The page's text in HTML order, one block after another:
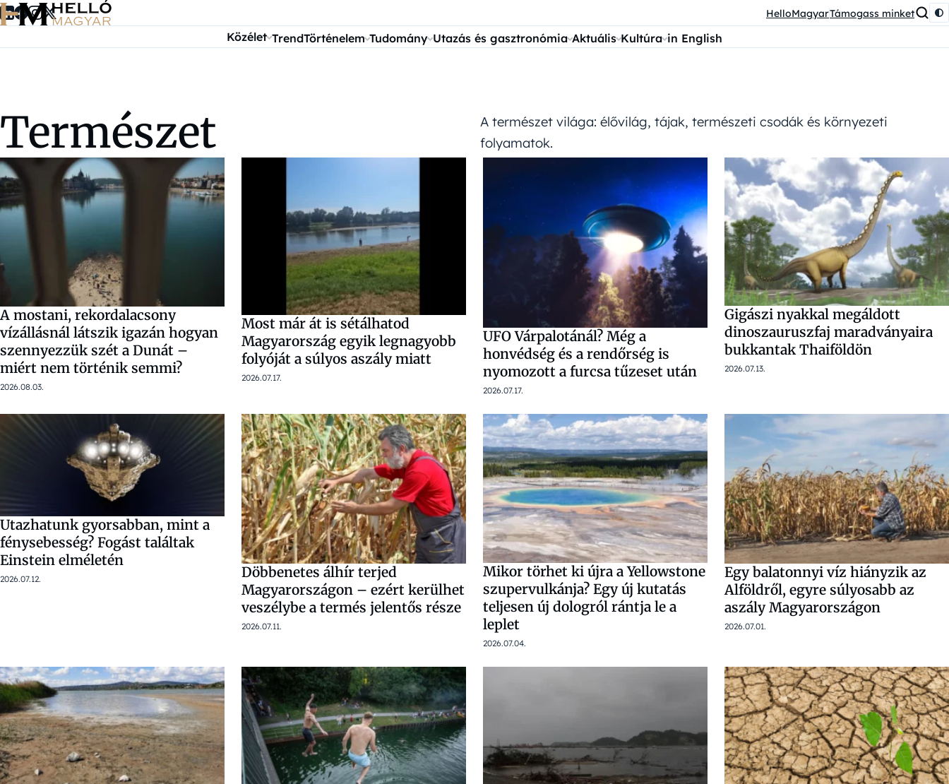
Ugrás a tartalomra HelloMagyarTámogass minket
Közélet TrendTörténelem Tudomány Utazás és gasztronómia Aktuális Kultúra in English
Természet
A természet világa: élővilág, tájak, természeti csodák és környezeti
folyamatok.
A mostani, rekordalacsony
vízállásnál látszik igazán hogyan
szennyezzük szét a Dunát –
miért nem történik semmi?
2026.08.03.
Most már át is sétálhatod
Magyarország egyik legnagyobb
folyóját a súlyos aszály miatt
2026.07.17.
UFO Várpalotánál? Még a
honvédség és a rendőrség is
nyomozott a furcsa tűzeset után
2026.07.17.
Gigászi nyakkal megáldott
dinoszauruszfaj maradványaira
bukkantak Thaiföldön
2026.07.13.
Utazhatunk gyorsabban, mint a
fénysebesség? Fogást találtak
Einstein elméletén
2026.07.12.
Döbbenetes álhír terjed
Magyarországon – ezért kerülhet
veszélybe a termés jelentős része
2026.07.11.
Mikor törhet ki újra a Yellowstone
szupervulkánja? Egy új kutatás
teljesen új dologról rántja le a
leplet
2026.07.04.
Egy balatonnyi víz hiányzik az
Alföldről, egyre súlyosabb az
aszály Magyarországon
2026.07.01.